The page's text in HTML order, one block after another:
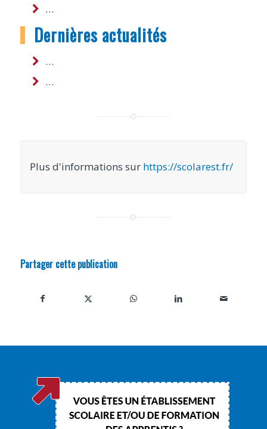
…
Dernières actualités
…
…
Plus d'informations sur https://scolarest.fr/
Partager cette publication